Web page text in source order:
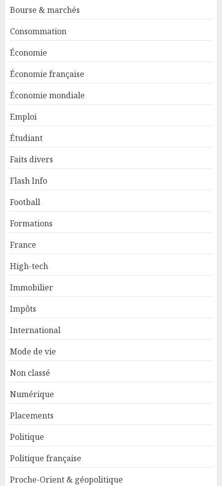
Bourse & marchés
Consommation
Économie
Économie française
Économie mondiale
Emploi
Étudiant
Faits divers
Flash Info
Football
Formations
France
High-tech
Immobilier
Impôts
International
Mode de vie
Non classé
Numérique
Placements
Politique
Politique française
Proche-Orient & géopolitique